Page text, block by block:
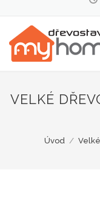
VELKÉ
Úvod /